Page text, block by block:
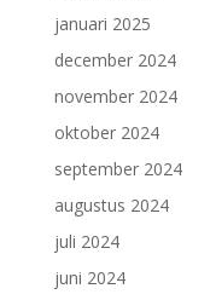
januari 2025
december 2024
november 2024
oktober 2024
september 2024
augustus 2024
juli 2024
juni 2024